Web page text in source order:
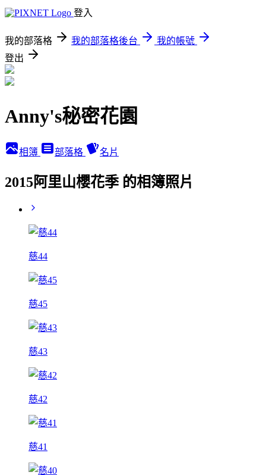
登入
我的部落格 我的部落格後台
我的帳號
登出
Anny's秘密花園
相簿 部落格 名片
2015阿里山櫻花季 的相簿照片
慈44
慈45
慈43
慈42
慈41